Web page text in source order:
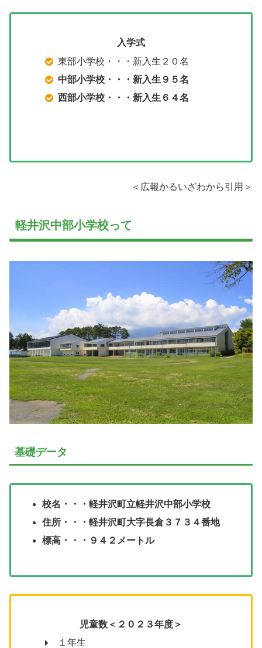
入学式
東部小学校・・・新入生２０名
中部小学校・・・新入生９５名
西部小学校・・・新入生６４名
＜広報かるいざわから引用＞
軽井沢中部小学校って
基礎データ
校名・・・軽井沢町立軽井沢中部小学校
住所・・・軽井沢町大字長倉３７３４番地
標高・・・９４２メートル
児童数＜２０２３年度＞
１年生